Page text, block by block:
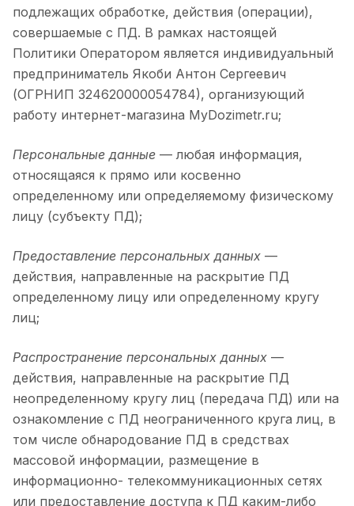
подлежащих обработке, действия (операции),
совершаемые с ПД. В рамках настоящей
Политики Оператором является индивидуальный
предприниматель Якоби Антон Сергеевич
(ОГРНИП 324620000054784), организующий
работу интернет-магазина MyDozimetr.ru;
Персональные данные — любая информация,
относящаяся к прямо или косвенно
определенному или определяемому физическому
лицу (субъекту ПД);
Предоставление персональных данных —
действия, направленные на раскрытие ПД
определенному лицу или определенному кругу
лиц;
Распространение персональных данных —
действия, направленные на раскрытие ПД
неопределенному кругу лиц (передача ПД) или на
ознакомление с ПД неограниченного круга лиц, в
том числе обнародование ПД в средствах
массовой информации, размещение в
информационно- телекоммуникационных сетях
или предоставление доступа к ПД каким-либо